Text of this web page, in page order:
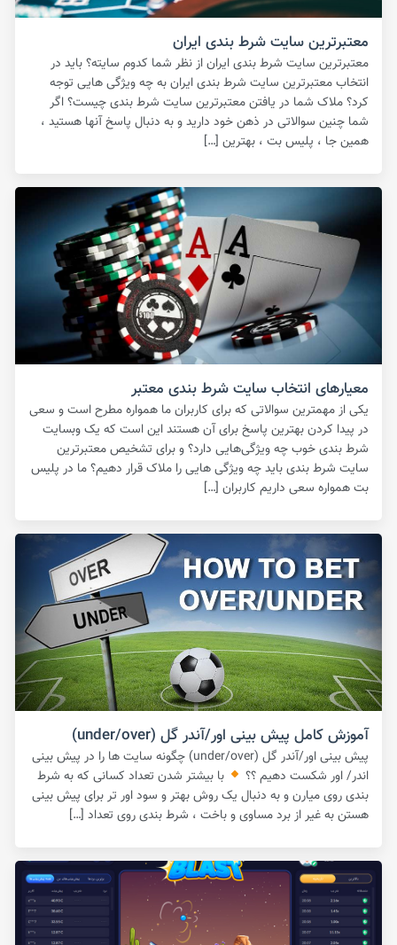
معتبرترین سایت شرط بندی ایران
معتبرترین سایت شرط بندی ایران از نظر شما کدوم سایته؟ باید در
انتخاب معتبرترین سایت شرط بندی ایران به چه ویژگی هایی توجه
کرد؟ ملاک شما در یافتن معتبرترین سایت شرط بندی چیست؟ اگر
شما چنین سوالاتی در ذهن خود دارید و به دنبال پاسخ آنها هستید ،
همین جا ، پلیس بت ، بهترین […]
معیارهای انتخاب سایت شرط بندی معتبر
یکی از مهمترین سوالاتی که برای کاربران ما همواره مطرح است و سعی
در پیدا کردن بهترین پاسخ برای آن هستند این است که یک وبسایت
شرط بندی خوب چه ویژگی‌هایی دارد؟ و برای تشخیص معتبرترین
سایت شرط بندی باید چه ویژگی هایی را ملاک قرار دهیم؟ ما در پلیس
بت همواره سعی داریم کاربران […]
آموزش کامل پیش بینی اور/آندر گل (under/over)
پیش بینی اور/آندر گل (under/over) چگونه سایت ها را در پیش بینی
اندر/ اور شکست دهیم ؟؟
با بیشتر شدن تعداد کسانی که به شرط
بندی روی میارن و به دنبال یک روش بهتر و سود اور تر برای پیش بینی
هستن به غیر از برد مساوی و باخت ، شرط بندی روی تعداد […]